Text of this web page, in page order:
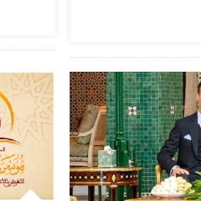
للسلطة
القضائية
ويجدد
الثقة
في
عدد
من
أعضائه